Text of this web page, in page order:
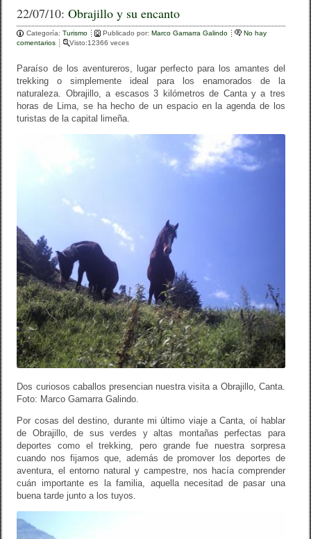
c
e
o
o
k
tt
er
m
p
tir
22/07/10:Obrajillo y su encanto
Categoría:Turismo Publicado por:Marco Gamarra Galindo
No hay
comentarios
Visto:12366 veces
Paraíso de los aventureros, lugar perfecto para los amantes del
trekking o simplemente ideal para los enamorados de la
naturaleza. Obrajillo, a escasos 3 kilómetros de Canta y a tres
horas de Lima, se ha hecho de un espacio en la agenda de los
turistas de la capital limeña.
Dos curiosos caballos presencian nuestra visita a Obrajillo, Canta.
Foto: Marco Gamarra Galindo.
Por cosas del destino, durante mi último viaje a Canta, oí hablar
de Obrajillo, de sus verdes y altas montañas perfectas para
deportes como el trekking, pero grande fue nuestra sorpresa
cuando nos fijamos que, además de promover los deportes de
aventura, el entorno natural y campestre, nos hacía comprender
cuán importante es la familia, aquella necesitad de pasar una
buena tarde junto a los tuyos.